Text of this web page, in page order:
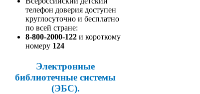
телефон доверия доступен
круглосуточно и бесплатно
по всей стране:
8-800-2000-122 и короткому
номеру 124
Электронные
библиотечные системы
(ЭБС).